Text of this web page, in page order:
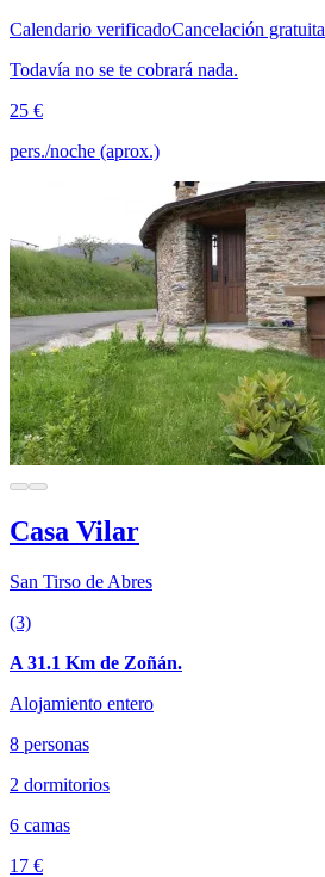
Calendario verificadoCancelación gratuita
Todavía no se te cobrará nada.
25 €
pers./noche (aprox.)
Casa Vilar
San Tirso de Abres
(3)
A 31.1 Km de Zoñán.
Alojamiento entero
8 personas
2 dormitorios
6 camas
17 €